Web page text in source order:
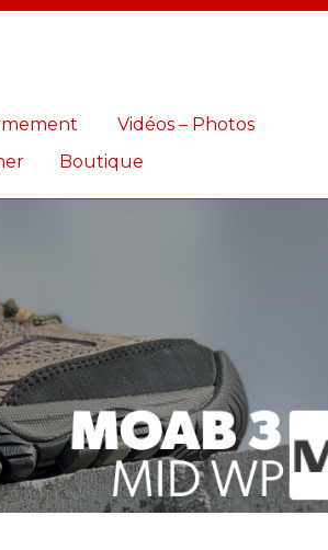
Vidéos – Photos
Boutique